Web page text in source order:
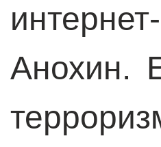
Анохин.